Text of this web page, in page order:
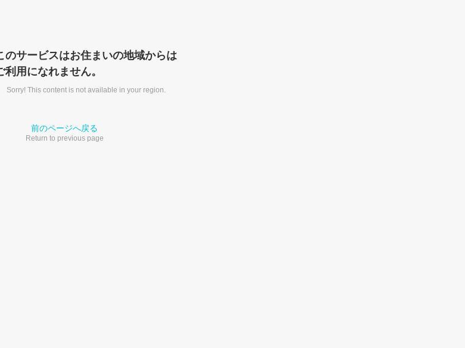
のサービスはお住まいの地域からは
利用になれません。
Sorry! This content is not available in your region.
前のページへ戻る
Return to previous page